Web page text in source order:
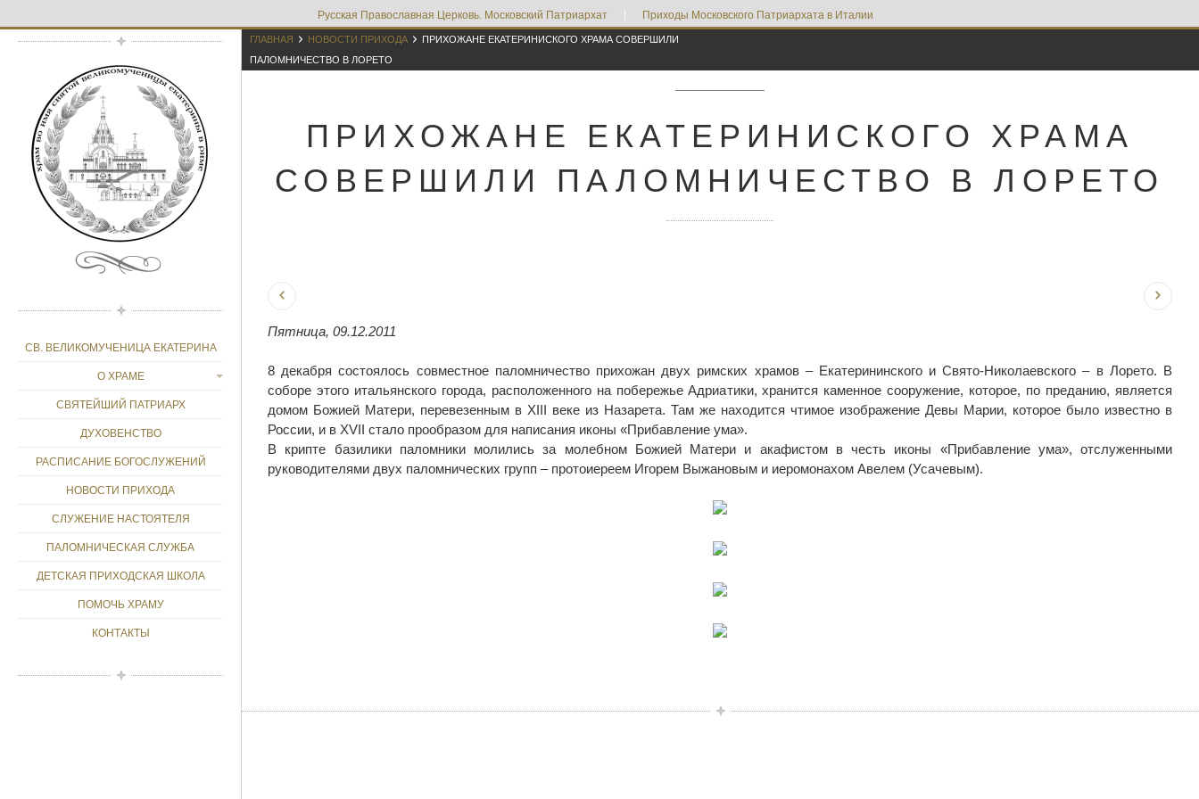
Русская Православная Церковь. Московский Патриархат Приходы Московского Патриархата в Италии
СВ. ВЕЛИКОМУЧЕНИЦА ЕКАТЕРИНА
О ХРАМЕ
СВЯТЕЙШИЙ ПАТРИАРХ
ДУХОВЕНСТВО
РАСПИСАНИЕ БОГОСЛУЖЕНИЙ
НОВОСТИ ПРИХОДА
СЛУЖЕНИЕ НАСТОЯТЕЛЯ
ПАЛОМНИЧЕСКАЯ СЛУЖБА
ДЕТСКАЯ ПРИХОДСКАЯ ШКОЛА
ПОМОЧЬ ХРАМУ
КОНТАКТЫ
ГЛАВНАЯ  НОВОСТИ ПРИХОДА  ПРИХОЖАНЕ ЕКАТЕРИНИСКОГО ХРАМА СОВЕРШИЛИ
ПАЛОМНИЧЕСТВО В ЛОРЕТО
ПРИХОЖАНЕ ЕКАТЕРИНИСКОГО ХРАМА
СОВЕРШИЛИ ПАЛОМНИЧЕСТВО В ЛОРЕТО
Пятница, 09.12.2011
8 декабря состоялось совместное паломничество прихожан двух римских храмов – Екатерининского и Свято-Николаевского – в Лорето. В
соборе этого итальянского города, расположенного на побережье Адриатики, хранится каменное сооружение, которое, по преданию, является
домом Божией Матери, перевезенным в XIII веке из Назарета. Там же находится чтимое изображение Девы Марии, которое было известно в
России, и в XVII стало прообразом для написания иконы «Прибавление ума».
В крипте базилики паломники молились за молебном Божией Матери и акафистом в честь иконы «Прибавление ума», отслуженными
руководителями двух паломнических групп – протоиереем Игорем Выжановым и иеромонахом Авелем (Усачевым).